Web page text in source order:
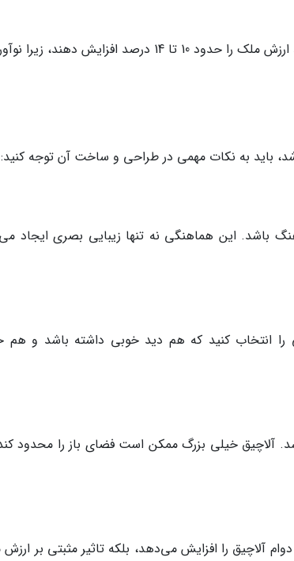
آلاچیق‌های مدرن با سقف متحرک می‌توانند ارزش ملک را حدود 10 تا 14 درصد افزایش
باید به نکات مهمی در طراحی و ساخت آن توجه کنید:
باشد. این هماهنگی نه تنها زیبایی بصری ایجاد
را انتخاب کنید که هم دید خوبی داشته باشد و هم
آلاچیق خیلی بزرگ ممکن است فضای باز را محدود
آلاچیق را افزایش می‌دهد، بلکه تاثیر مثبتی بر